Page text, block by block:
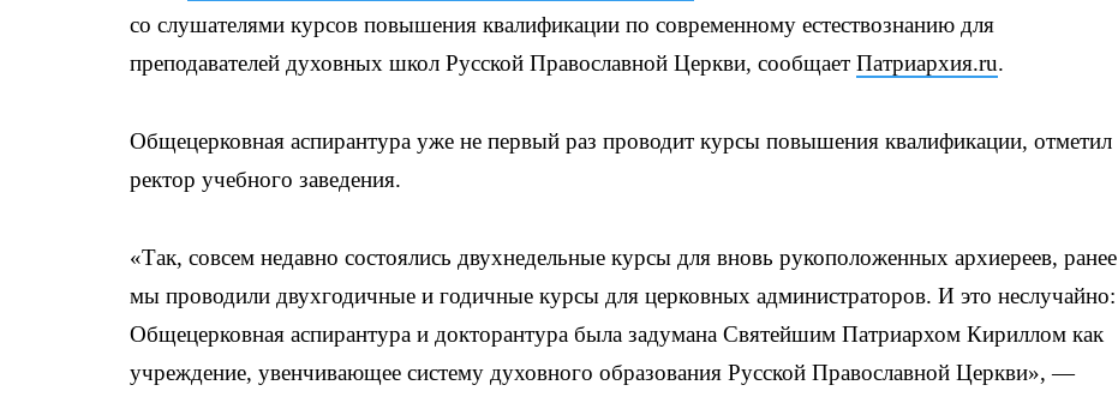
со слушателями курсов повышения квалификации по современному естествознанию для
преподавателей духовных школ Русской Православной Церкви, сообщает Патриархия.ru.
Общецерковная аспирантура уже не первый раз проводит курсы повышения квалификации, отметил
ректор учебного заведения.
«Так, совсем недавно состоялись двухнедельные курсы для вновь рукоположенных архиереев, ранее
мы проводили двухгодичные и годичные курсы для церковных администраторов. И это неслучайно:
Общецерковная аспирантура и докторантура была задумана Святейшим Патриархом Кириллом как
учреждение, увенчивающее систему духовного образования Русской Православной Церкви», —